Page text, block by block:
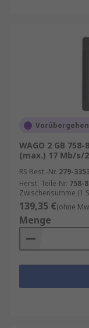
WAGO 2 GB
(max.) 17 Mb/
RS Best.-Nr. 279-
Herst. Teile-Nr. 758-
Zwischensumme (1
139,35 €(ohne
Menge